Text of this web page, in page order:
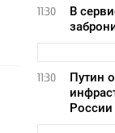
11:30
В
11:30
Путин
России